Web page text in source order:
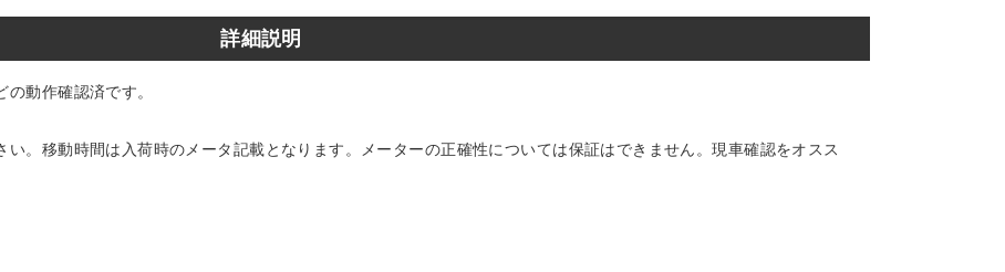
詳細説明
動作確認済です。
い。移動時間は入荷時のメータ記載となります。メーターの正確性については保証はできません。現車確認をオスス